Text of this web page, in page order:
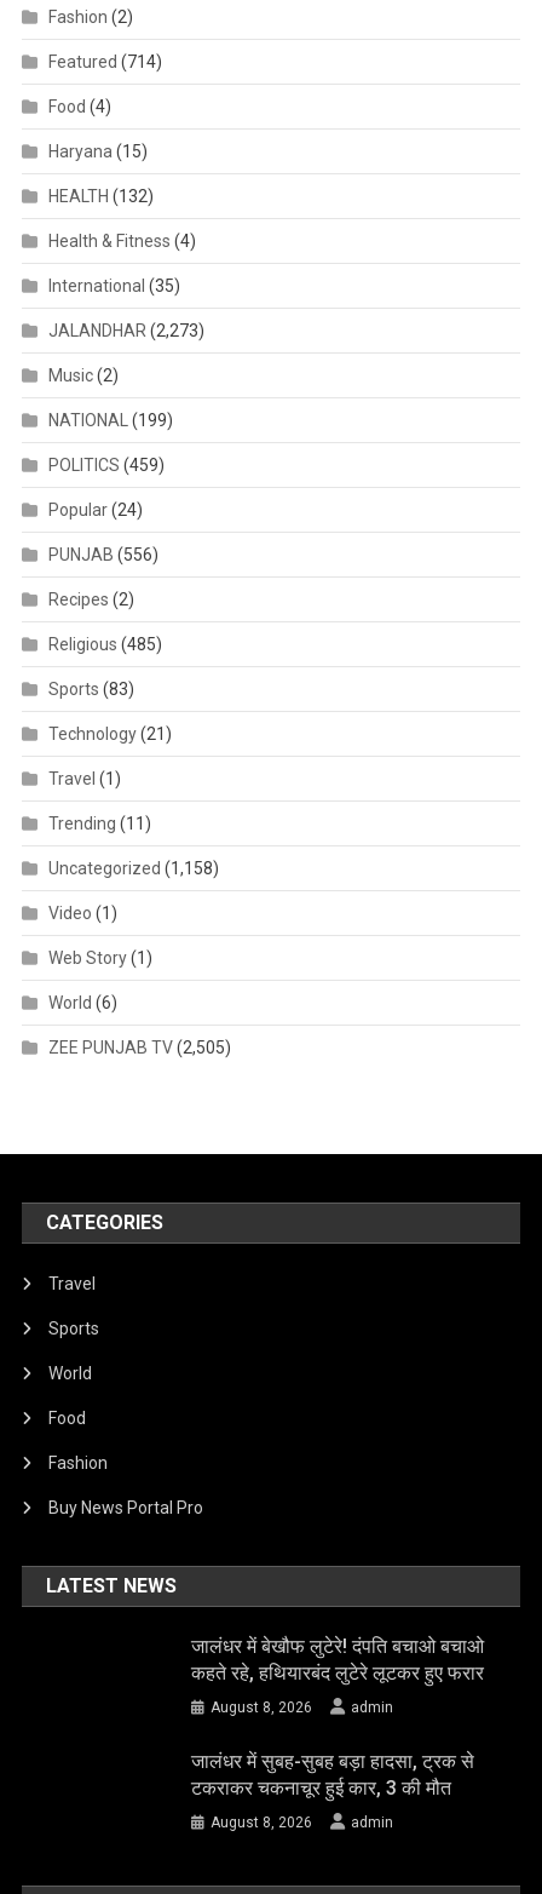
Fashion (2)
Featured (714)
Food (4)
Haryana(15)
HEALTH (132)
Health & Fitness (4)
International (35)
JALANDHAR(2,273)
Music(2)
NATIONAL(199)
POLITICS (459)
Popular(24)
PUNJAB (556)
Recipes (2)
Religious (485)
Sports (83)
Technology(21)
Travel (1)
Trending (11)
Uncategorized (1,158)
Video (1)
Web Story(1)
World (6)
ZEE PUNJAB TV(2,505)
CATEGORIES
Travel
Sports
World
Food
Fashion
Buy News Portal Pro
LATEST NEWS
जालंधर में बेखौफ लुटेरे! दंपति बचाओ बचाओ
कहते रहे, हथियारबंद लुटेरे लूटकर हुए फरार
August 8, 2026 admin
जालंधर में सुबह-सुबह बड़ा हादसा, ट्रक से
टकराकर चकनाचूर हुई कार, 3 की मौत
August 8, 2026 admin